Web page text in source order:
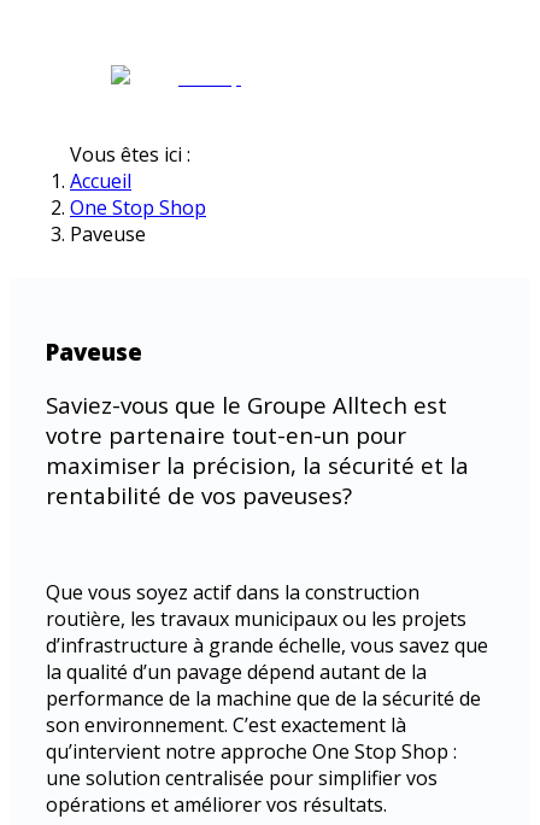
Vous êtes ici :
Accueil
One Stop Shop
Paveuse
Paveuse
Saviez-vous que le Groupe Alltech est
votre partenaire tout-en-un pour
maximiser la précision, la sécurité et la
rentabilité de vos paveuses?
Que vous soyez actif dans la construction
routière, les travaux municipaux ou les projets
d’infrastructure à grande échelle, vous savez que
la qualité d’un pavage dépend autant de la
performance de la machine que de la sécurité de
son environnement. C’est exactement là
qu’intervient notre approche One Stop Shop :
une solution centralisée pour simplifier vos
opérations et améliorer vos résultats.